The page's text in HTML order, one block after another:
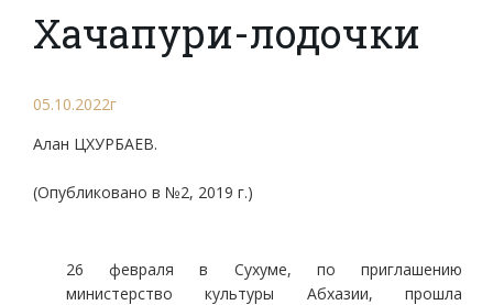
Хачапури-лодочки
05.10.2022г
Алан ЦХУРБАЕВ.
(Опубликовано в №2, 2019 г.)
26 февраля в Сухуме, по приглашению
министерство культуры Абхазии, прошла